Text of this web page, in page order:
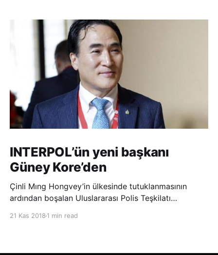
INTERPOL’ün yeni başkanı
Güney Kore’den
Çinli Mıng Hongvey’in ülkesinde tutuklanmasının
ardından boşalan Uluslararası Polis Teşkilatı
21 Kas 2018 1 min read